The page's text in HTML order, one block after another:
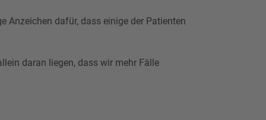
Anzeichen dafür, dass einige der Patienten
daran liegen, dass wir mehr Fälle